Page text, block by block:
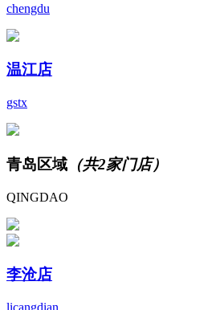
chengdu
温江店
gstx
青岛区域 （共2家门店）
QINGDAO
李沧店
licangdian